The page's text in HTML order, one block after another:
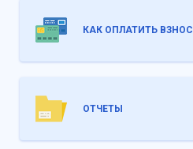
КАК ОПЛАТИТЬ ВЗНОС
ОТЧЕТЫ